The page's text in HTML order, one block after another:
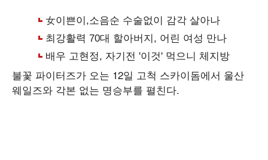
불꽃 파이터즈가 오는 12일 고척 스카이돔에서 울산
웨일즈와 각본 없는 명승부를 펼친다.